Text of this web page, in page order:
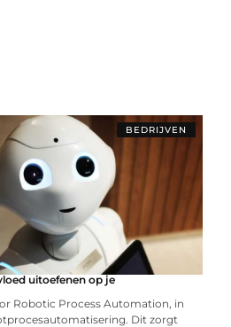
BEDRIJVEN
uitoefenen op je
Robotic Process Automation, in
Dit zorgt